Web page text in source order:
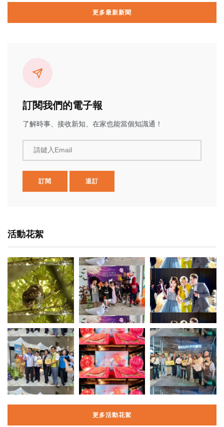
更多最新新聞
訂閱我們的電子報
了解時事、接收新知、在家也能當個知識通！
請鍵入Email
訂閱 退訂
活動花絮
更多活動花絮